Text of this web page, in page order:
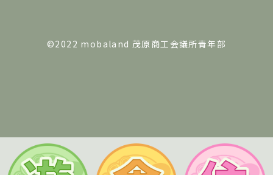
©2022 mobaland 茂原商工会議所青年部